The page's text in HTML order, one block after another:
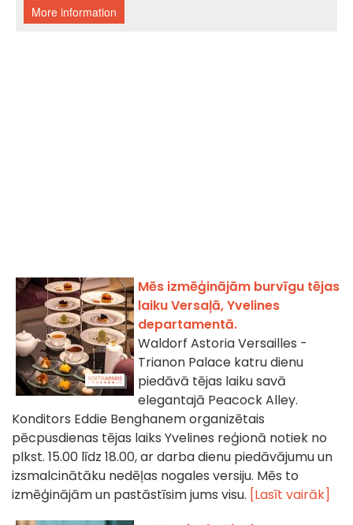
Mēs izmēģinājām burvīgu tējas
laiku Versaļā, Yvelines
departamentā.
Waldorf Astoria Versailles -
Trianon Palace katru dienu
piedāvā tējas laiku savā
elegantajā Peacock Alley.
Konditors Eddie Benghanem organizētais
pēcpusdienas tējas laiks Yvelines reģionā notiek no
plkst. 15.00 līdz 18.00, ar darba dienu piedāvājumu un
izsmalcinātāku nedēļas nogales versiju. Mēs to
izmēģinājām un pastāstīsim jums visu. [Lasīt vairāk]